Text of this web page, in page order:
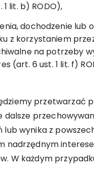
lit. b) RODO),
dochodzenie lub
z korzystaniem
na potrzeby
(art. 6 ust. 1 lit. f)
przetwarzać
dalsze
lub wynika z
nadrzędnym
W każdym